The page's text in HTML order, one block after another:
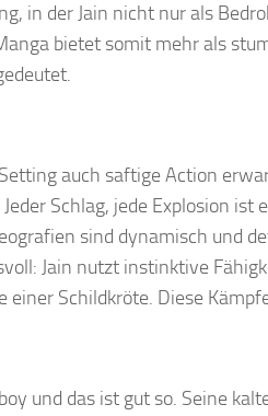
in der Jain nicht nur als
bietet somit mehr als
auch saftige Action
Schlag, jede Explosion ist
sind dynamisch und
Jain nutzt instinktive
einer Schildkröte. Diese
und das ist gut so. Seine